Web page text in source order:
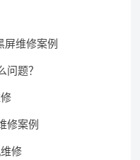
屏维修案例
问题？
修案例
修